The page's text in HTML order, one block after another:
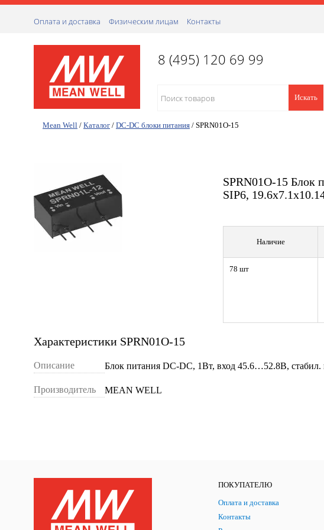
Оплата и доставка Физическим лицам Контакты
8 (495) 120 69 99
Искать
Mean Well / Каталог / DC-DC блоки питания / SPRN01O-15
SPRN01O-15 Блок
SIP6,
Наличие
78 шт
Характеристики SPRN01O-15
Описание Блок питания DC-DC, 1Вт, вход 45.6…52.8В,
Производитель MEAN WELL
ПОКУПАТЕЛЮ
Оплата и доставка
Контакты